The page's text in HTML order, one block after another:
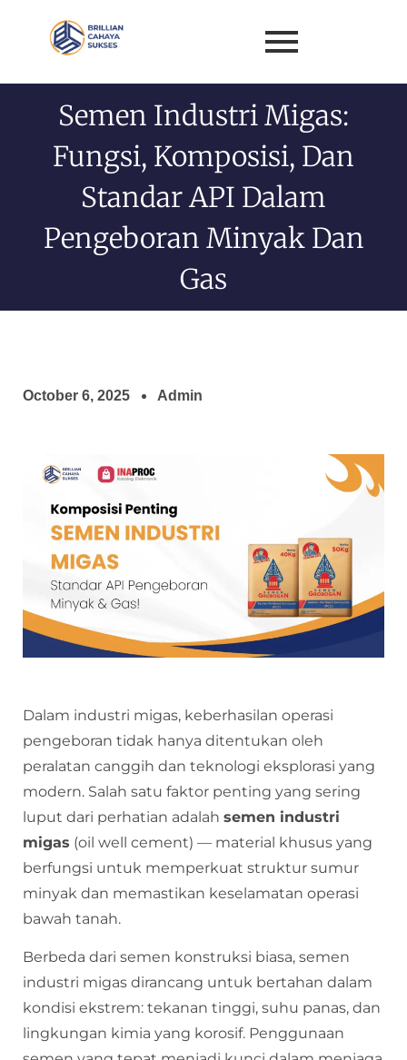
Semen Industri Migas:
Fungsi, Komposisi, Dan
Standar API Dalam
Pengeboran Minyak Dan
Gas
October 6, 2025 Admin
Dalam industri migas, keberhasilan operasi
pengeboran tidak hanya ditentukan oleh
peralatan canggih dan teknologi eksplorasi yang
modern. Salah satu faktor penting yang sering
luput dari perhatian adalah semen industri
migas (oil well cement) — material khusus yang
berfungsi untuk memperkuat struktur sumur
minyak dan memastikan keselamatan operasi
bawah tanah.
Berbeda dari semen konstruksi biasa, semen
industri migas dirancang untuk bertahan dalam
kondisi ekstrem: tekanan tinggi, suhu panas, dan
lingkungan kimia yang korosif. Penggunaan